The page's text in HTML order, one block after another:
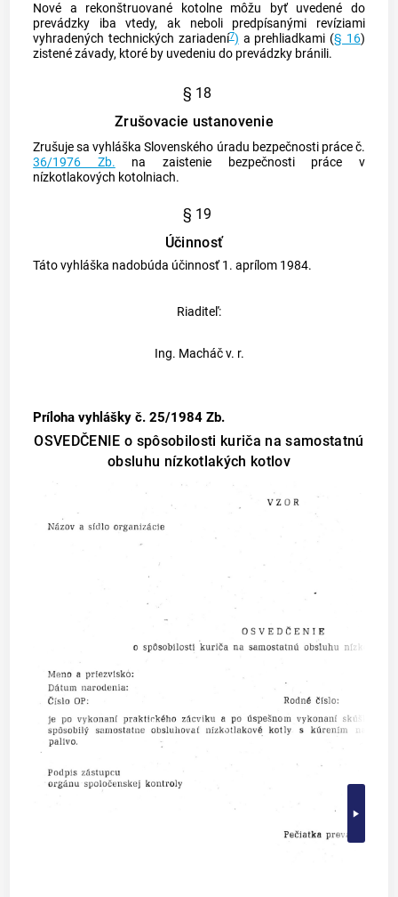
Nové a rekonštruované kotolne môžu byť uvedené do
prevádzky iba vtedy, ak neboli predpísanými revíziami
vyhradených technických zariadení7) a prehliadkami (§ 16)
zistené závady, ktoré by uvedeniu do prevádzky bránili.
§ 18
Zrušovacie ustanovenie
Zrušuje sa vyhláška Slovenského úradu bezpečnosti práce č.
36/1976 Zb. na zaistenie bezpečnosti práce v
nízkotlakových kotolniach.
§ 19
Účinnosť
Táto vyhláška nadobúda účinnosť 1. aprílom 1984.
Riaditeľ:
Ing. Macháč v. r.
Príloha vyhlášky č. 25/1984 Zb.
OSVEDČENIE o spôsobilosti kuriča na samostatnú
obsluhu nízkotlakých kotlov